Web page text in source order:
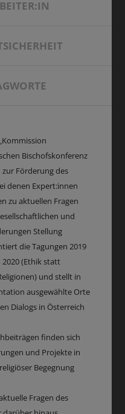
Bischofskonferenz
zur Förderung des
denen Expert:innen
zu aktuellen Fragen
und
Stellung
die Tagungen 2019
2020 (Ethik statt
und stellt in
ausgewählte Orte
Dialogs in Österreich
finden sich
und Projekte in
Begegnung
Fragen des